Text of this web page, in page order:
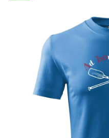
OKAMŽITĚ K ODBĚRU